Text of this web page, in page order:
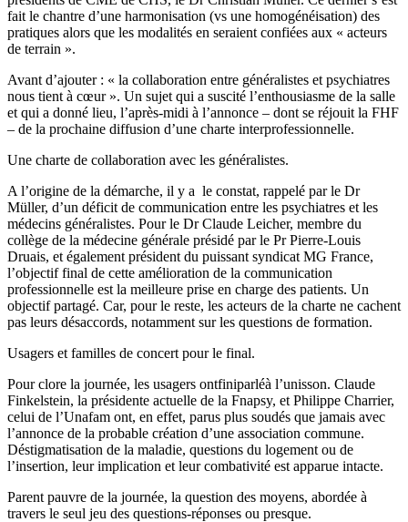
fait le chantre d’une harmonisation (vs une homogénéisation) des
pratiques alors que les modalités en seraient confiées aux « acteurs
de terrain ».
Avant d’ajouter : « la collaboration entre généralistes et psychiatres
nous tient à cœur ». Un sujet qui a suscité l’enthousiasme de la salle
et qui a donné lieu, l’après-midi à l’annonce – dont se réjouit la FHF
– de la prochaine diffusion d’une charte interprofessionnelle.
Une charte de collaboration avec les généralistes.
A l’origine de la démarche, il y a le constat, rappelé par le Dr
Müller, d’un déficit de communication entre les psychiatres et les
médecins généralistes. Pour le Dr Claude Leicher, membre du
collège de la médecine générale présidé par le Pr Pierre-Louis
Druais, et également président du puissant syndicat MG France,
l’objectif final de cette amélioration de la communication
professionnelle est la meilleure prise en charge des patients. Un
objectif partagé. Car, pour le reste, les acteurs de la charte ne cachent
pas leurs désaccords, notamment sur les questions de formation.
Usagers et familles de concert pour le final.
Pour clore la journée, les usagers ontfiniparléà l’unisson. Claude
Finkelstein, la présidente actuelle de la Fnapsy, et Philippe Charrier,
celui de l’Unafam ont, en effet, parus plus soudés que jamais avec
l’annonce de la probable création d’une association commune.
Déstigmatisation de la maladie, questions du logement ou de
l’insertion, leur implication et leur combativité est apparue intacte.
Parent pauvre de la journée, la question des moyens, abordée à
travers le seul jeu des questions-réponses ou presque.